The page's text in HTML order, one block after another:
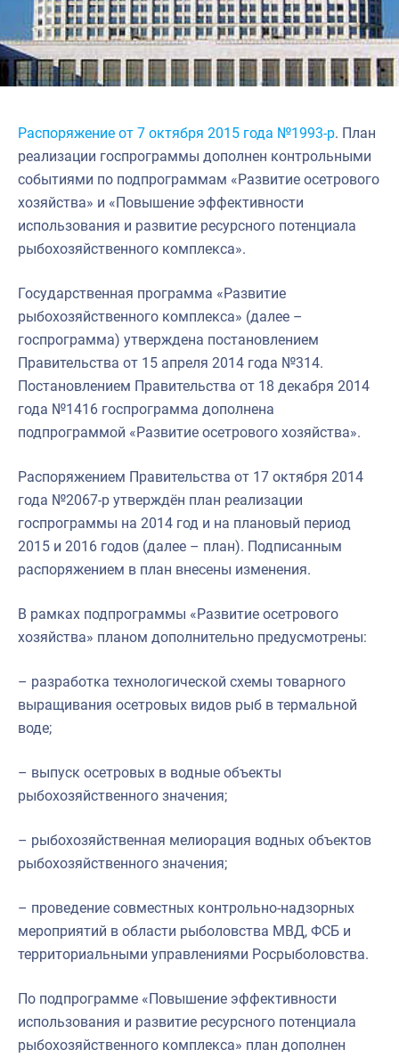
Распоряжение от 7 октября 2015 года №1993-р. План
реализации госпрограммы дополнен контрольными
событиями по подпрограммам «Развитие осетрового
хозяйства» и «Повышение эффективности
использования и развитие ресурсного потенциала
рыбохозяйственного комплекса».
Государственная программа «Развитие
рыбохозяйственного комплекса» (далее –
госпрограмма) утверждена постановлением
Правительства от 15 апреля 2014 года №314.
Постановлением Правительства от 18 декабря 2014
года №1416 госпрограмма дополнена
подпрограммой «Развитие осетрового хозяйства».
Распоряжением Правительства от 17 октября 2014
года №2067-р утверждён план реализации
госпрограммы на 2014 год и на плановый период
2015 и 2016 годов (далее – план). Подписанным
распоряжением в план внесены изменения.
В рамках подпрограммы «Развитие осетрового
хозяйства» планом дополнительно предусмотрены:
– разработка технологической схемы товарного
выращивания осетровых видов рыб в термальной
воде;
– выпуск осетровых в водные объекты
рыбохозяйственного значения;
– рыбохозяйственная мелиорация водных объектов
рыбохозяйственного значения;
– проведение совместных контрольно-надзорных
мероприятий в области рыболовства МВД, ФСБ и
территориальными управлениями Росрыболовства.
По подпрограмме «Повышение эффективности
использования и развитие ресурсного потенциала
рыбохозяйственного комплекса» план дополнен